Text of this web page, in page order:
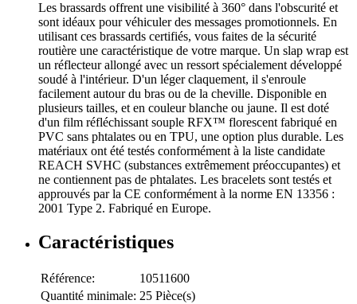
Les brassards offrent une visibilité à 360° dans l'obscurité et
sont idéaux pour véhiculer des messages promotionnels. En
utilisant ces brassards certifiés, vous faites de la sécurité
routière une caractéristique de votre marque. Un slap wrap est
un réflecteur allongé avec un ressort spécialement développé
soudé à l'intérieur. D'un léger claquement, il s'enroule
facilement autour du bras ou de la cheville. Disponible en
plusieurs tailles, et en couleur blanche ou jaune. Il est doté
d'un film réfléchissant souple RFX™ florescent fabriqué en
PVC sans phtalates ou en TPU, une option plus durable. Les
matériaux ont été testés conformément à la liste candidate
REACH SVHC (substances extrêmement préoccupantes) et
ne contiennent pas de phtalates. Les bracelets sont testés et
approuvés par la CE conformément à la norme EN 13356 :
2001 Type 2. Fabriqué en Europe.
Caractéristiques
Référence:
10511600
Quantité minimale: 25 Pièce(s)